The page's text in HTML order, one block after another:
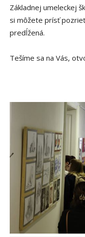
Základnej umeleckej
si môžete prísť
predĺžená.
Tešíme sa na Vás,